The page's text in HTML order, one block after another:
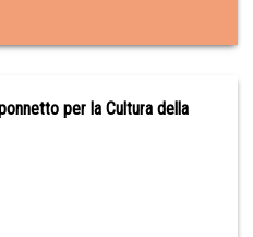
per la Cultura della